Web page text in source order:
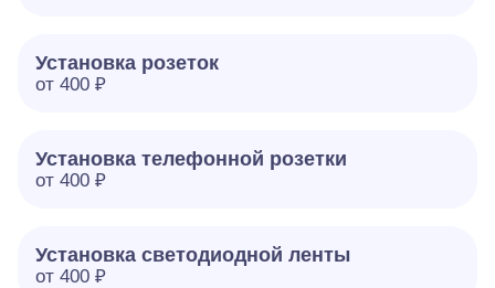
Установка розеток
от 400 ₽
Установка телефонной розетки
от 400 ₽
Установка светодиодной ленты
от 400 ₽